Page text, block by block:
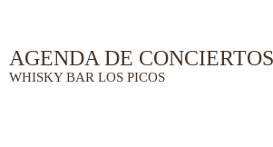
AGENDA DE
WHISKY BAR LOS PICOS